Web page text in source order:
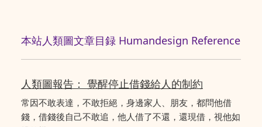
本站人類圖文章目録 Humandesign Reference
人類圖報告： 覺醒停止借錢給人的制約
常因不敢表達，不敢拒絕，身邊家人、朋友，都問他借
錢，借錢後自己不敢追，他人借了不還，還現借，視他如